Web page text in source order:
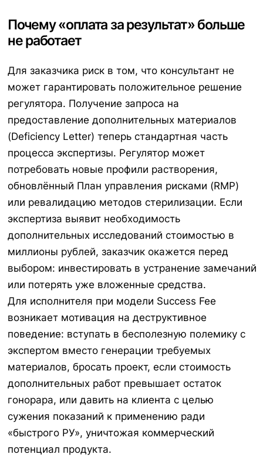
Почему «оплата за результат» больше
не работает
Для заказчика риск в том, что консультант не
может гарантировать положительное решение
регулятора. Получение запроса на
предоставление дополнительных материалов
(Deficiency Letter) теперь стандартная часть
процесса экспертизы. Регулятор может
потребовать новые профили растворения,
обновлённый План управления рисками (RMP)
или ревалидацию методов стерилизации. Если
экспертиза выявит необходимость
дополнительных исследований стоимостью в
миллионы рублей, заказчик окажется перед
выбором: инвестировать в устранение замечаний
или потерять уже вложенные средства.
Для исполнителя при модели Success Fee
возникает мотивация на деструктивное
поведение: вступать в бесполезную полемику с
экспертом вместо генерации требуемых
материалов, бросать проект, если стоимость
дополнительных работ превышает остаток
гонорара, или давить на клиента с целью
сужения показаний к применению ради
«быстрого РУ», уничтожая коммерческий
потенциал продукта.